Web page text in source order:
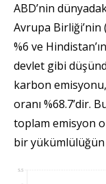
ABD’nin
Avrupa Birliği’nin
%6 ve
devlet gibi
karbon
oranı %68.7’dir.
toplam emisyon
bir